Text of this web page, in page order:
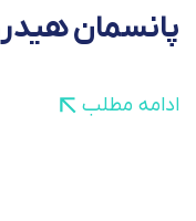
پانسمان
ادامه مطلب